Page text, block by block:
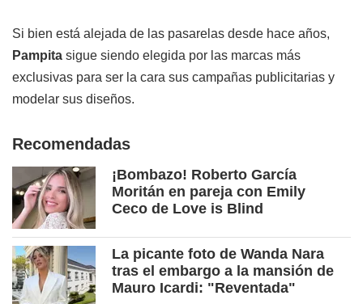
Si bien está alejada de las pasarelas desde hace años,
Pampita sigue siendo elegida por las marcas más
exclusivas para ser la cara sus campañas publicitarias y
modelar sus diseños.
Recomendadas
¡Bombazo! Roberto García
Moritán en pareja con Emily
Ceco de Love is Blind
La picante foto de Wanda Nara
tras el embargo a la mansión de
Mauro Icardi: "Reventada"